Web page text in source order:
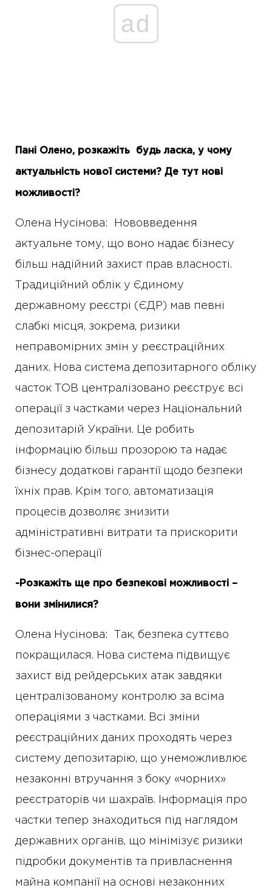
ad
Пані Олено, розкажіть будь ласка, у чому
актуальність нової системи? Де тут нові
можливості?
Олена Нусінова: Нововведення
актуальне тому, що воно надає бізнесу
більш надійний захист прав власності.
Традиційний облік у Єдиному
державному реєстрі (ЄДР) мав певні
слабкі місця, зокрема, ризики
неправомірних змін у реєстраційних
даних. Нова система депозитарного обліку
часток ТОВ централізовано реєструє всі
операції з частками через Національний
депозитарій України. Це робить
інформацію більш прозорою та надає
бізнесу додаткові гарантії щодо безпеки
їхніх прав. Крім того, автоматизація
процесів дозволяє знизити
адміністративні витрати та прискорити
бізнес-операції
-Розкажіть ще про безпекові можливості –
вони змінилися?
Олена Нусінова: Так, безпека суттєво
покращилася. Нова система підвищує
захист від рейдерських атак завдяки
централізованому контролю за всіма
операціями з частками. Всі зміни
реєстраційних даних проходять через
систему депозитарію, що унеможливлює
незаконні втручання з боку «чорних»
реєстраторів чи шахраїв. Інформація про
частки тепер знаходиться під наглядом
державних органів, що мінімізує ризики
підробки документів та привласнення
майна компанії на основі незаконних